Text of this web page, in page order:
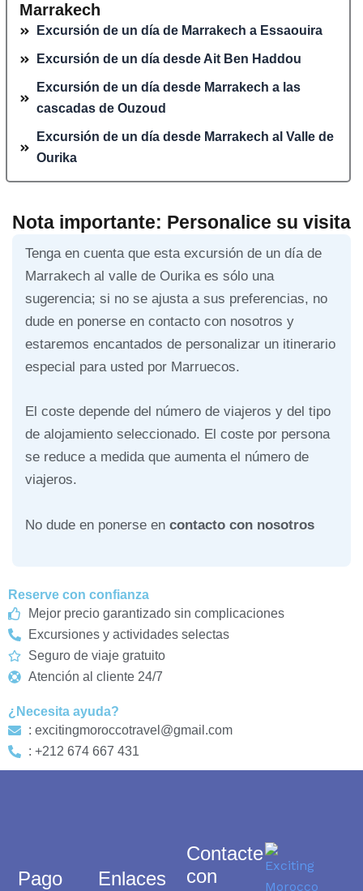
Reserve con confianza
Mejor precio garantizado sin complicaciones
Excursiones y actividades selectas
Seguro de viaje gratuito
Atención al cliente 24/7
¿Necesita ayuda?
: excitingmoroccotravel@gmail.com
: +212 674 667 431
Marrakech
Excursión de un día de Marrakech a Essaouira
Excursión de un día desde Ait Ben Haddou
Excursión de un día desde Marrakech a las
cascadas de Ouzoud
Excursión de un día desde Marrakech al Valle de
Ourika
Nota importante: Personalice su visita
Tenga en cuenta que esta excursión de un día de
Marrakech al valle de Ourika es sólo una
sugerencia; si no se ajusta a sus preferencias, no
dude en ponerse en contacto con nosotros y
estaremos encantados de personalizar un itinerario
especial para usted por Marruecos.
El coste depende del número de viajeros y del tipo
de alojamiento seleccionado. El coste por persona
se reduce a medida que aumenta el número de
viajeros.
No dude en ponerse en contacto con nosotros
Contacte
con
Enlaces
Pago